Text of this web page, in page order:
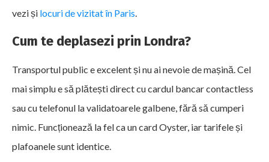
vezi și locuri de vizitat în Paris
Cum te deplasezi prin Londra?
Transportul public e excelent și nu ai nevoie de mașină. Cel
mai simplu e să plătești direct cu cardul bancar contactless
sau cu telefonul la validatoarele galbene, fără să cumperi
nimic. Funcționează la fel ca un card Oyster, iar tarifele și
plafoanele sunt identice.